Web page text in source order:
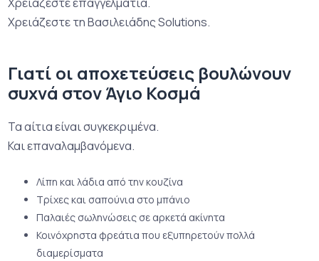
Χρειάζεστε τη Βασιλειάδης Solutions.
Γιατί οι αποχετεύσεις βουλώνουν
συχνά στον Άγιο Κοσμά
Τα αίτια είναι συγκεκριμένα.
Και επαναλαμβανόμενα.
Λίπη και λάδια από την κουζίνα
Τρίχες και σαπούνια στο μπάνιο
Παλαιές σωληνώσεις σε αρκετά ακίνητα
Κοινόχρηστα φρεάτια που εξυπηρετούν πολλά
διαμερίσματα